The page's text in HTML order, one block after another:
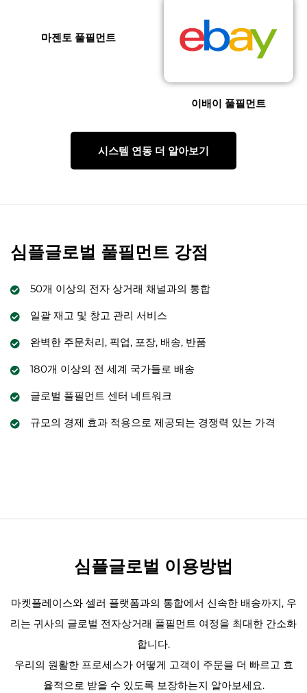
마젠토 풀필먼트
이배이 풀필먼트
시스템 연동 더 알아보기
심플글로벌 풀필먼트 강점
50개 이상의 전자 상거래 채널과의 통합
일괄 재고 및 창고 관리 서비스
완벽한 주문처리, 픽업, 포장, 배송, 반품
180개 이상의 전 세계 국가들로 배송
글로벌 풀필먼트 센터 네트워크
규모의 경제 효과 적용으로 제공되는 경쟁력 있는 가격
심플글로벌 이용방법
마켓플레이스와 셀러 플랫폼과의 통합에서 신속한 배송까지, 우
리는 귀사의 글로벌 전자상거래 풀필먼트 여정을 최대한 간소화
합니다.
우리의 원활한 프로세스가 어떻게 고객이 주문을 더 빠르고 효
율적으로 받을 수 있도록 보장하는지 알아보세요.